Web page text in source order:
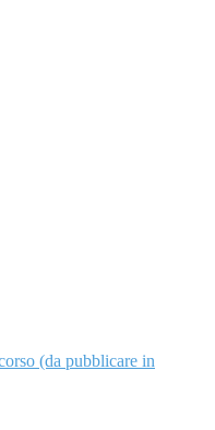
(da pubblicare in